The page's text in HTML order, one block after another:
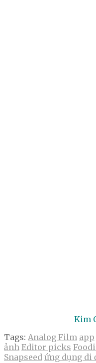
Kim
Tags: Analog Film app
ảnh Editor picks
Snapseed ứng dụng di